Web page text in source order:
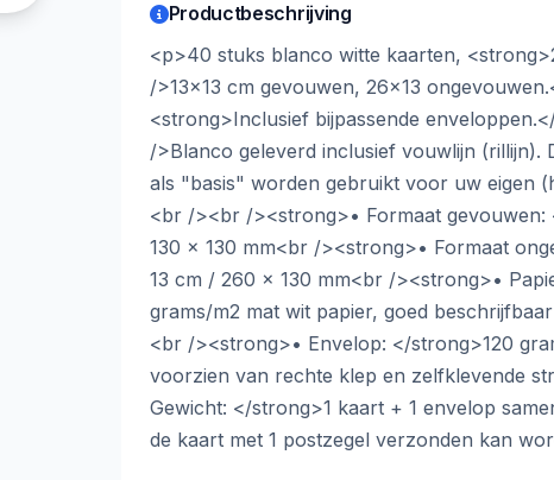
Productbeschrijving
<p>40 stuks blanco witte kaarten,
/>13x13 cm gevouwen, 26x13
<strong>Inclusief bijpassende
/>Blanco geleverd inclusief vouwlijn (rillijn).
als "basis" worden gebruikt voor uw eigen
<br /><br /><strong>• Formaat gevouwen:
130 x 130 mm<br /><strong>• Formaat
13 cm / 260 x 130 mm<br /><strong>•
grams/m2 mat wit papier, goed
<br /><strong>• Envelop: </strong>120
voorzien van rechte klep en zelfklevende
Gewicht: </strong>1 kaart + 1 envelop
de kaart met 1 postzegel verzonden kan